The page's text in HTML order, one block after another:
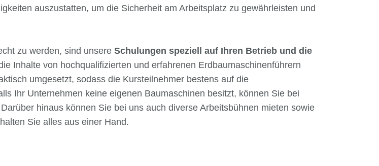
auszustatten, um die Sicherheit am Arbeitsplatz zu gewährleisten und
zu werden, sind unsere Schulungen speziell auf Ihren Betrieb und die
Inhalte von hochqualifizierten und erfahrenen Erdbaumaschinenführern
umgesetzt, sodass die Kursteilnehmer bestens auf die
Ihr Unternehmen keine eigenen Baumaschinen besitzt, können Sie bei
hinaus können Sie bei uns auch diverse Arbeitsbühnen mieten sowie
Sie alles aus einer Hand.